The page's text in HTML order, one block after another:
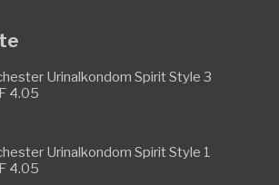
Urinalkondom Spirit Style 3
4.05
Urinalkondom Spirit Style 1
4.05